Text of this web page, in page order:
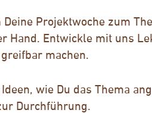
Projektwoche zum
Hand. Entwickle mit uns
machen.
Ideen, wie Du das Thema
Durchführung.